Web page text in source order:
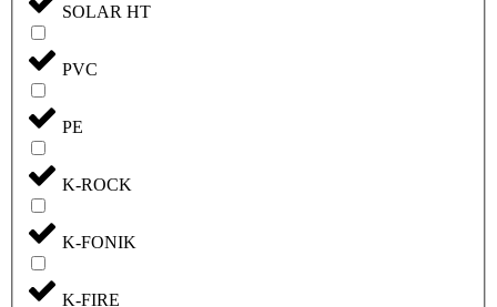
SOLAR HT
PVC
PE
K-ROCK
K-FONIK
K-FIRE